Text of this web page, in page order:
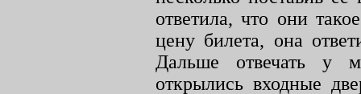
ответила, что они
цену билета, она
Дальше отвечать у
открылись входные